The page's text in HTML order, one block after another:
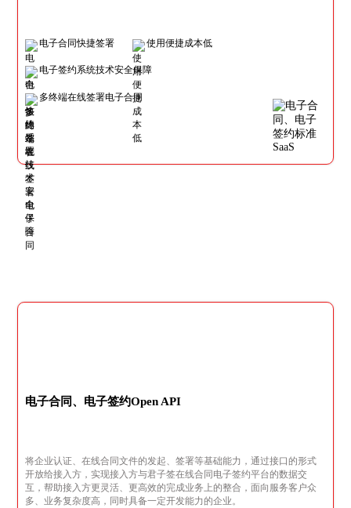
电子合同快捷签署 使用便捷成本低
电子签约系统技术安全保障
多终端在线签署电子合同
电子合同、电子签约Open API
将企业认证、在线合同文件的发起、签署等基础能力，通过接口的形式
开放给接入方，实现接入方与君子签在线合同电子签约平台的数据交
互，帮助接入方更灵活、更高效的完成业务上的整合，面向服务客户众
多、业务复杂度高，同时具备一定开发能力的企业。